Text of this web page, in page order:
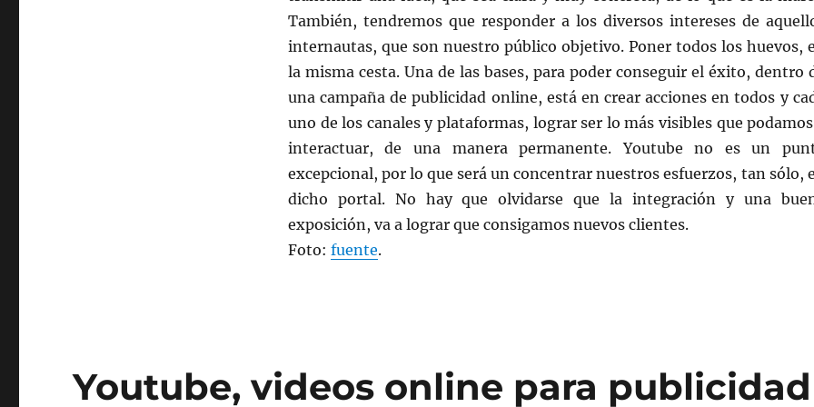
También, tendremos que responder a los diversos intereses de
internautas, que son nuestro público objetivo. Poner todos los huevos,
la misma cesta. Una de las bases, para poder conseguir el éxito, dentro
una campaña de publicidad online, está en crear acciones en todos y
uno de los canales y plataformas, lograr ser lo más visibles que
interactuar, de una manera permanente. Youtube no es un
excepcional, por lo que será un concentrar nuestros esfuerzos, tan sólo,
dicho portal. No hay que olvidarse que la integración y una
exposición, va a lograr que consigamos nuevos clientes.
Foto: fuente.
Youtube, videos online para publicidad